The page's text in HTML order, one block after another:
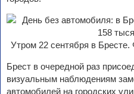
Утром 22 сентября в Бресте.
Брест в очередной раз
визуальным наблюдениям
автомобилей на городских